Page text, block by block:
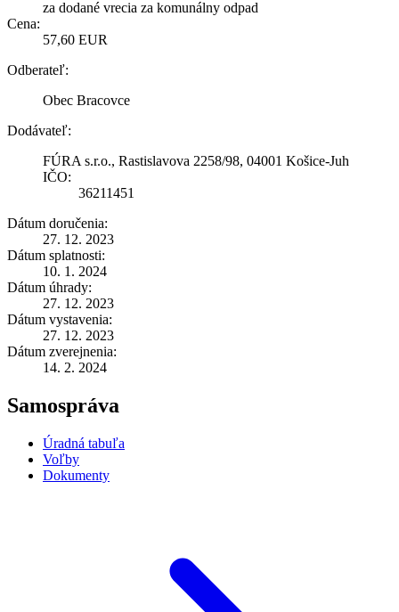
za dodané vrecia za komunálny odpad
Cena:
57,60 EUR
Odberateľ:
Obec Bracovce
Dodávateľ:
FÚRA s.r.o., Rastislavova 2258/98, 04001 Košice-Juh
IČO:
36211451
Dátum doručenia:
27. 12. 2023
Dátum splatnosti:
10. 1. 2024
Dátum úhrady:
27. 12. 2023
Dátum vystavenia:
27. 12. 2023
Dátum zverejnenia:
14. 2. 2024
Samospráva
Úradná tabuľa
Voľby
Dokumenty